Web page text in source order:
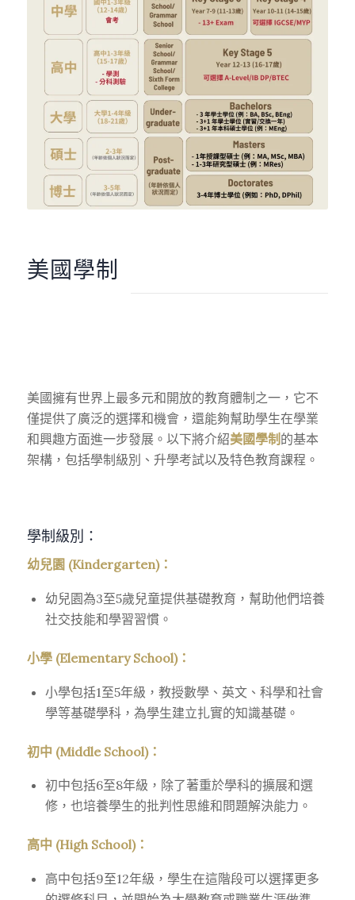
美國學制
美國擁有世界上最多元和開放的教育體制之一，它不
僅提供了廣泛的選擇和機會，還能夠幫助學生在學業
和興趣方面進一步發展。以下將介紹美國學制 的基本
架構，包括學制級別、升學考試以及特色教育課程。
學制級別：
幼兒園 (Kindergarten)：
幼兒園為3至5歲兒童提供基礎教育，幫助他們培養
社交技能和學習習慣。
小學 (Elementary School)：
小學包括1至5年級，教授數學、英文、科學和社會
學等基礎學科，為學生建立扎實的知識基礎。
初中 (Middle School)：
初中包括6至8年級，除了著重於學科的擴展和選
修，也培養學生的批判性思維和問題解決能力。
高中 (High School)：
高中包括9至12年級，學生在這階段可以選擇更多